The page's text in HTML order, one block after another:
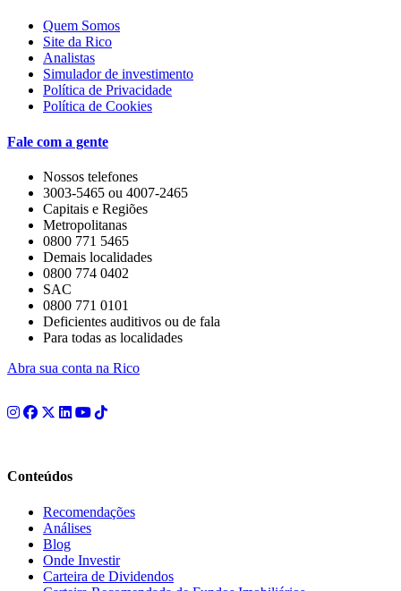
Quem Somos
Site da Rico
Analistas
Simulador de investimento
Política de Privacidade
Política de Cookies
Fale com a gente
Nossos telefones
3003-5465 ou 4007-2465
Capitais e Regiões
Metropolitanas
0800 771 5465
Demais localidades
0800 774 0402
SAC
0800 771 0101
Deficientes auditivos ou de fala
Para todas as localidades
Abra sua conta na Rico
Conteúdos
Recomendações
Análises
Blog
Onde Investir
Carteira de Dividendos